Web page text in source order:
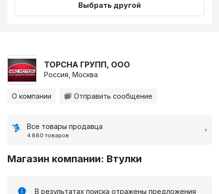
Выбрать другой
ТОРСНА ГРУПП, ООО
Россия, Москва
О компании Отправить сообщение
Все товары продавца
4 880 товаров
Магазин компании: Втулки
В результатах поиска отражены предложения